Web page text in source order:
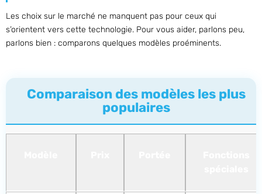
Les choix sur le marché ne manquent pas pour ceux qui
s’orientent vers cette technologie. Pour vous aider, parlons peu,
parlons bien : comparons quelques modèles proéminents.
Comparaison des modèles les plus
populaires